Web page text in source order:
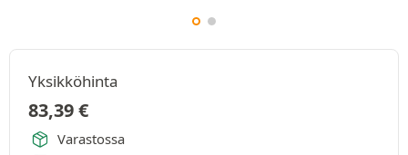
Yksikköhinta
83,39€
Varastossa